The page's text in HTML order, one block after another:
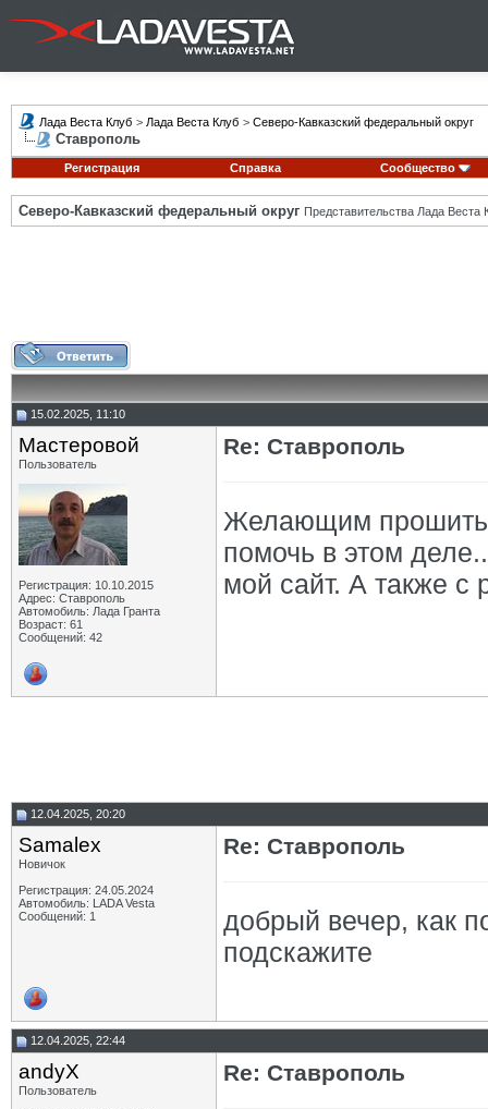
Лада Веста Клуб > Лада Веста Клуб > Северо-Кавказский федеральный округ
Ставрополь
Регистрация Справка Сообщество
Северо-Кавказский федеральный округ Представительства Лада Веста
15.02.2025, 11:10
Мастеровой
Пользователь
Регистрация: 10.10.2015
Адрес: Ставрополь
Автомобиль: Лада Гранта
Возраст: 61
Сообщений: 42
Re: Ставрополь
Желающим прошить
помочь в этом
мой сайт. А также с
12.04.2025, 20:20
Samalex
Новичок
Регистрация: 24.05.2024
Автомобиль: LADA Vesta
Сообщений: 1
Re: Ставрополь
добрый вечер, как
подскажите
12.04.2025, 22:44
andyX
Пользователь
Re: Ставрополь